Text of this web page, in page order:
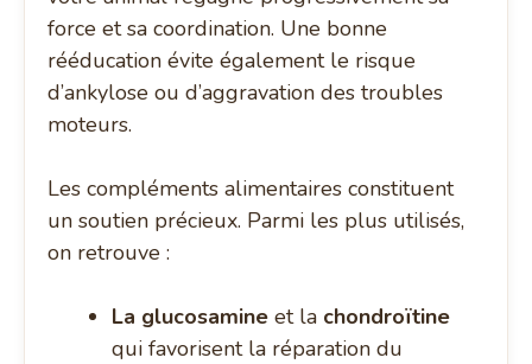
force et sa coordination. Une bonne
rééducation évite également le risque
d’ankylose ou d’aggravation des troubles
moteurs.
Les compléments alimentaires constituent
un soutien précieux. Parmi les plus utilisés,
on retrouve :
La glucosamine et la chondroïtine
qui favorisent la réparation du